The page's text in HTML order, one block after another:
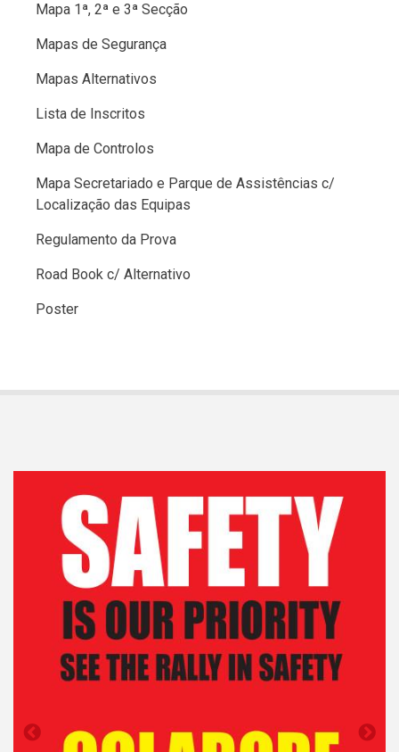
Mapa 1ª, 2ª e 3ª Secção
Mapas de Segurança
Mapas Alternativos
Lista de Inscritos
Mapa de Controlos
Mapa Secretariado e Parque de Assistências c/
Localização das Equipas
Regulamento da Prova
Road Book c/ Alternativo
Poster